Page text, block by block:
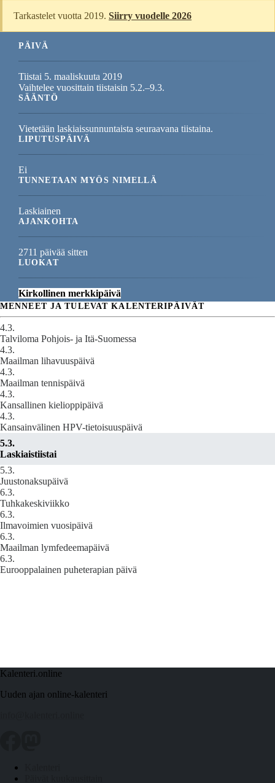
Tarkastelet vuotta 2019.Siirry vuodelle 2026
PÄIVÄ
Tiistai 5. maaliskuuta 2019
Vaihtelee vuosittain tiistaisin 5.2.–9.3.
SÄÄNTÖ
Vietetään laskiaissunnuntaista seuraavana tiistaina.
LIPUTUSPÄIVÄ
Ei
TUNNETAAN MYÖS NIMELLÄ
Laskiainen
AJANKOHTA
2711 päivää sitten
LUOKAT
Kirkollinen merkkipäivä
MENNEET JA TULEVAT KALENTERIPÄIVÄT
4.3.
Talviloma Pohjois- ja Itä-Suomessa
4.3.
Maailman lihavuuspäivä
4.3.
Maailman tennispäivä
4.3.
Kansallinen kielioppipäivä
4.3.
Kansainvälinen HPV-tietoisuuspäivä
5.3.
Laskiaistiistai
5.3.
Juustonaksupäivä
6.3.
Tuhkakeskiviikko
6.3.
Ilmavoimien vuosipäivä
6.3.
Maailman lymfedeemapäivä
6.3.
Eurooppalainen puheterapian päivä
Kalenteri.online
Uuden ajan online-kalenteri